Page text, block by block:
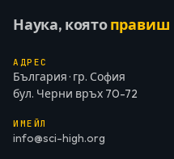
Наука, коятоправиш
АДРЕС
България · гр. София
бул. Черни връх 70-72
ИМЕЙЛ
info@sci-high.org